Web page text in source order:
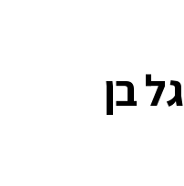
גל בן